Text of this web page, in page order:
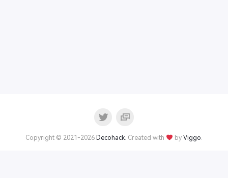
Copyright © 2021-2026 Decohack. Created with by Viggo.